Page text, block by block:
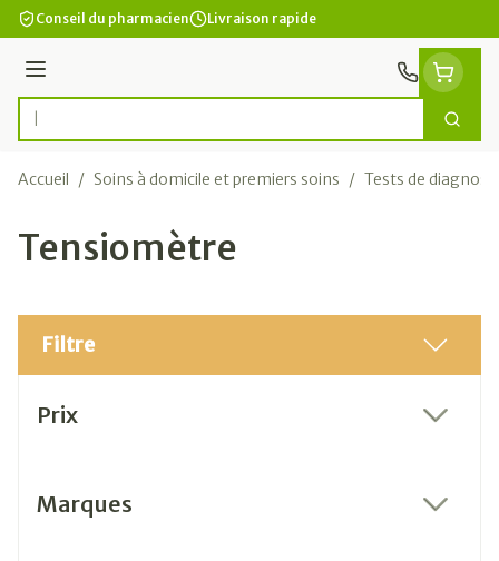
Aller au contenu
Conseil du pharmacien Livraison rapide
Menu
Rechercher
Accueil / Soins à domicile et premiers soins / Tests de
Tensiomètre
Filtre
Prix
Marques